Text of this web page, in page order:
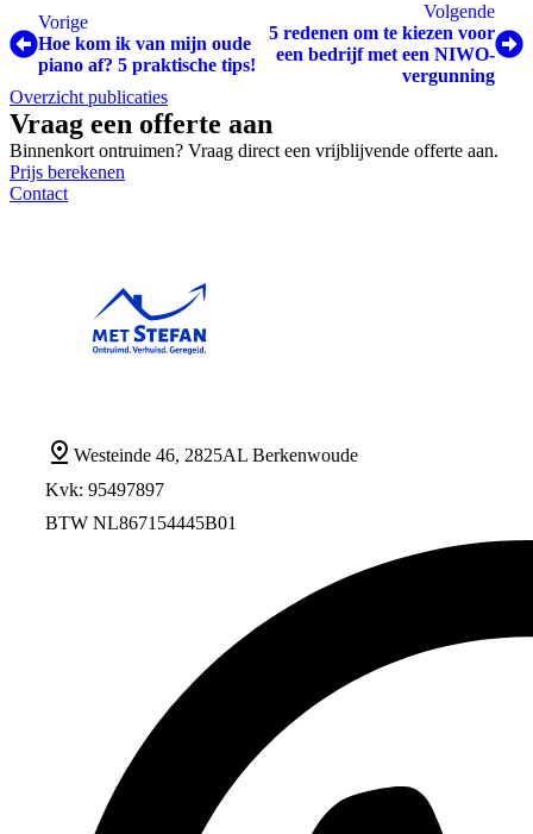
Vorige
Hoe kom ik van mijn oude
piano af? 5 praktische tips!
Volgende
5 redenen om te kiezen voor
een bedrijf met een NIWO-
vergunning
Overzicht publicaties
Vraag een offerte aan
Binnenkort ontruimen? Vraag direct een vrijblijvende offerte aan.
Prijs berekenen
Contact
Westeinde 46, 2825AL Berkenwoude
Kvk: 95497897
BTW NL867154445B01